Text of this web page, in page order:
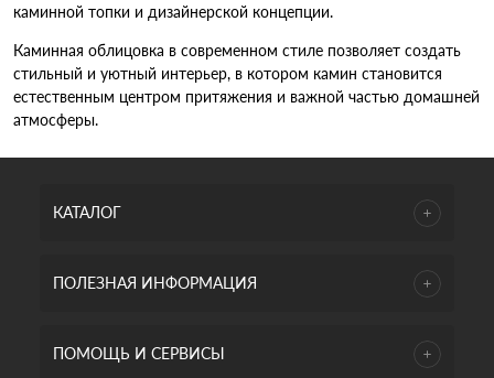
каминной топки и дизайнерской концепции.
Каминная облицовка в современном стиле позволяет создать
стильный и уютный интерьер, в котором камин становится
естественным центром притяжения и важной частью домашней
атмосферы.
КАТАЛОГ
ПОЛЕЗНАЯ ИНФОРМАЦИЯ
ПОМОЩЬ И СЕРВИСЫ